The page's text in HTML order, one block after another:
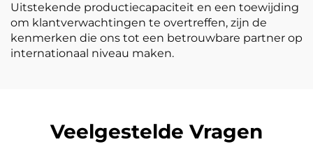
Uitstekende productiecapaciteit en een toewijding
om klantverwachtingen te overtreffen, zijn de
kenmerken die ons tot een betrouwbare partner op
internationaal niveau maken.
Veelgestelde Vragen